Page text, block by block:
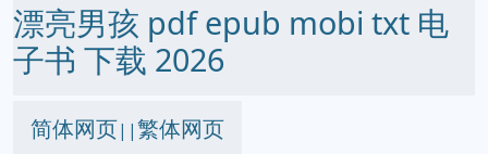
漂亮男孩 pdf epub mobi txt 电
子书 下载 2026
简体网页||繁体网页